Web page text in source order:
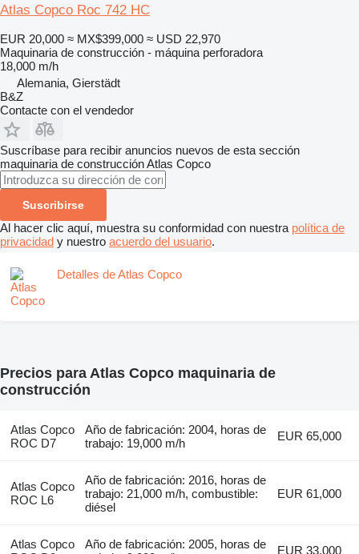
Atlas Copco Roc 742 HC
EUR 20,000 ≈ MX$399,000 ≈ USD 22,970
Maquinaria de construcción - máquina perforadora
18,000 m/h
Alemania, Gierstädt
B&Z
Contacte con el vendedor
Suscríbase para recibir anuncios nuevos de esta sección
maquinaria de construcciónAtlas Copco
Suscribirse
Al hacer clic aquí, muestra su conformidad con nuestra política de
privacidad y nuestro acuerdo del usuario.
Detalles de Atlas Copco
Precios para Atlas Copco maquinaria de
construcción
Atlas Copco
ROC D7
Año de fabricación: 2004, horas de
trabajo: 19,000 m/h
EUR 65,000
Atlas Copco
ROC L6
Año de fabricación: 2016, horas de
trabajo: 21,000 m/h, combustible:
diésel
EUR 61,000
Atlas Copco
Año de fabricación: 2005, horas de
EUR 33,000